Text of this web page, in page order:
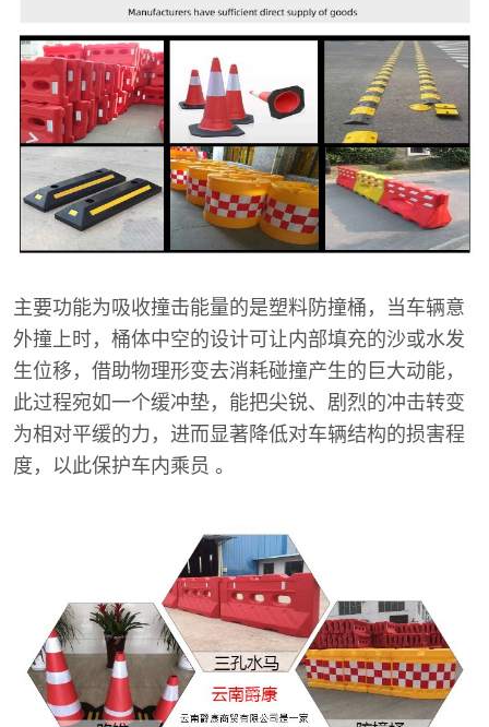
主要功能为吸收撞击能量的是塑料防撞桶，当车辆意
外撞上时，桶体中空的设计可让内部填充的沙或水发
生位移，借助物理形变去消耗碰撞产生的巨大动能，
此过程宛如一个缓冲垫，能把尖锐、剧烈的冲击转变
为相对平缓的力，进而显著降低对车辆结构的损害程
度，以此保护车内乘员 。